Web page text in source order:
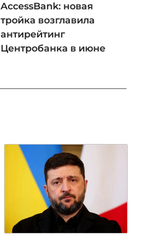
AccessBank: новая
тройка возглавила
антирейтинг
Центробанка в июне